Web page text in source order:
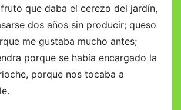
que daba el cerezo del jardín,
dos años sin producir; queso
me gustaba mucho antes;
porque se había encargado la
porque nos tocaba a